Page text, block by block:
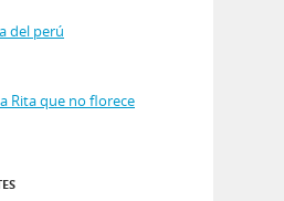
del perú
Rita que no florece